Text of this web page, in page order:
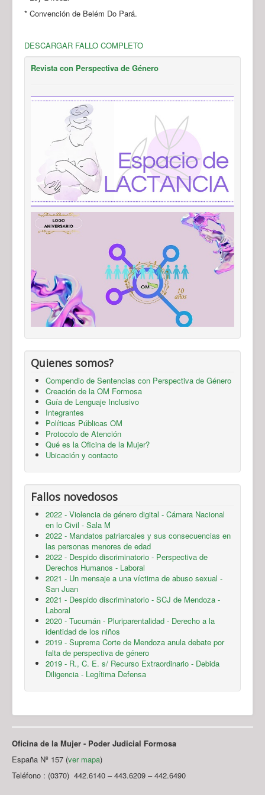
* Convención de Belém Do Pará.
DESCARGAR FALLO COMPLETO
Revista con Perspectiva de Género
Quienes somos?
Compendio de Sentencias con Perspectiva de Género
Creación de la OM Formosa
Guía de Lenguaje Inclusivo
Integrantes
Políticas Públicas OM
Protocolo de Atención
Qué es la Oficina de la Mujer?
Ubicación y contacto
Fallos novedosos
2022 - Violencia de género digital - Cámara Nacional
en lo Civil - Sala M
2022 - Mandatos patriarcales y sus consecuencias en
las personas menores de edad
2022 - Despido discriminatorio - Perspectiva de
Derechos Humanos - Laboral
2021 - Un mensaje a una víctima de abuso sexual -
San Juan
2021 - Despido discriminatorio - SCJ de Mendoza -
Laboral
2020 - Tucumán - Pluriparentalidad - Derecho a la
identidad de los niños
2019 - Suprema Corte de Mendoza anula debate por
falta de perspectiva de género
2019 - R., C. E. s/ Recurso Extraordinario - Debida
Diligencia - Legítima Defensa
Oficina de la Mujer - Poder Judicial Formosa
España Nº 157 (ver mapa)
Teléfono : (0370) 442.6140 – 443.6209 – 442.6490